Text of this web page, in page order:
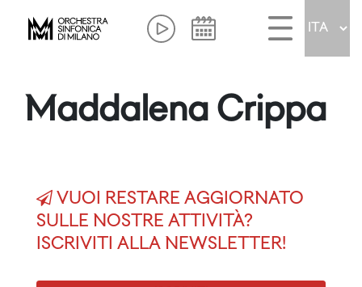
Maddalena Crippa
VUOI RESTARE AGGIORNATO
SULLE NOSTRE ATTIVITÀ?
ISCRIVITI ALLA NEWSLETTER!